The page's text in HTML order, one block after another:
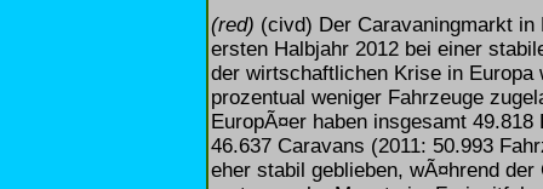
(red) (civd) Der Caravaningmarkt
ersten Halbjahr 2012 bei einer
der wirtschaftlichen Krise in
prozentual weniger Fahrzeuge
EuropÃ¤er haben insgesamt
46.637 Caravans (2011: 50.993
eher stabil geblieben, wÃ¤hrend